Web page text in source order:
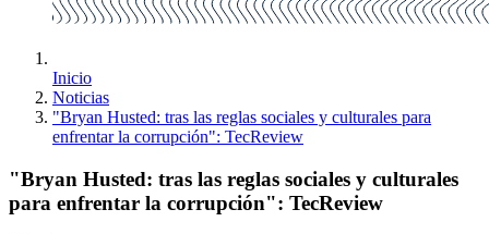
Inicio
Noticias
"Bryan Husted: tras las reglas sociales y culturales para
enfrentar la corrupción": TecReview
"Bryan Husted: tras las reglas sociales y culturales
para enfrentar la corrupción": TecReview